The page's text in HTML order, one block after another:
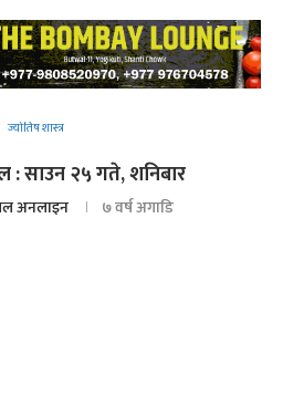
ज्योतिष शास्त्र
साउन २५ गते, शनिबार
अनलाइन ७ वर्ष अगाडि